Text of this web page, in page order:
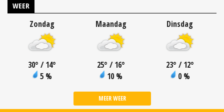
WEER
Zondag
30° / 14°
5 %
Maandag
25° / 16°
10 %
Dinsdag
23° / 12°
0 %
MEER WEER